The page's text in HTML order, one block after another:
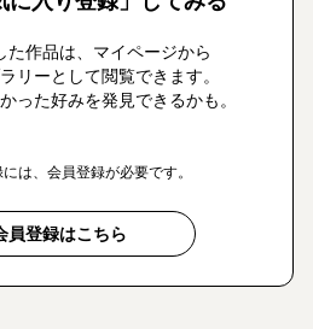
た作品は、マイページから
リーとして閲覧できます。
った好みを発見できるかも。
は、会員登録が必要です。
員登録はこちら